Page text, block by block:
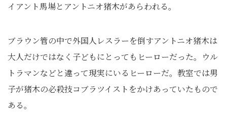
イアント馬場とアントニオ猪木があらわれる。
ブラウン管の中で外国人レスラーを倒すアントニオ猪木は
大人だけではなく子どもにとってもヒーローだった。ウル
トラマンなどと違って現実にいるヒーローだ。教室では男
子が猪木の必殺技コブラツイストをかけあっていたもので
ある。